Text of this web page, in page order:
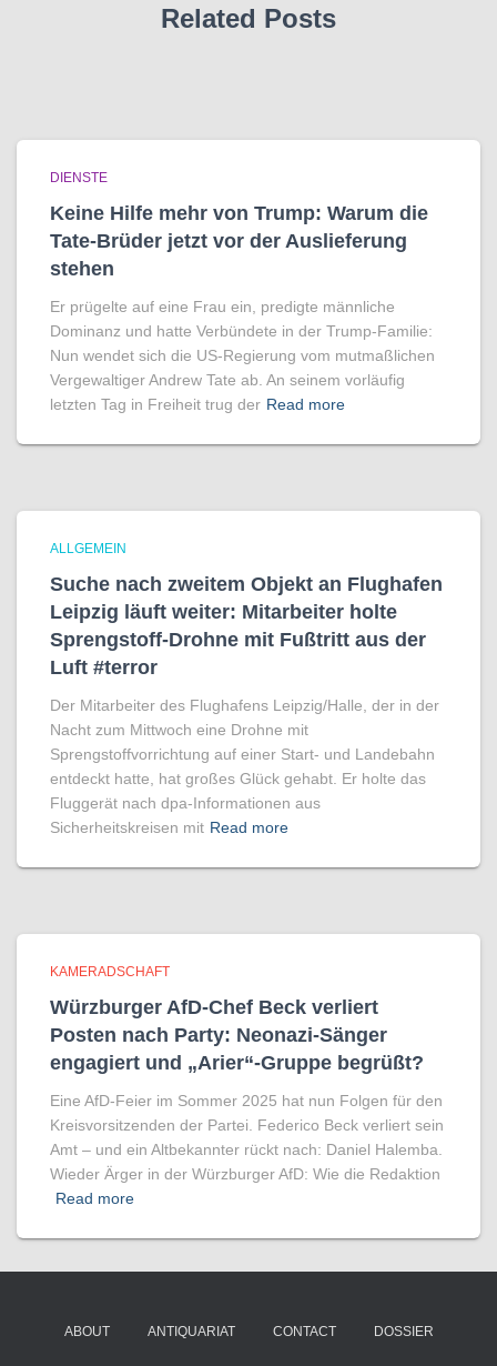
Related Posts
DIENSTE
Keine Hilfe mehr von Trump: Warum die
Tate-Brüder jetzt vor der Auslieferung
stehen
Er prügelte auf eine Frau ein, predigte männliche
Dominanz und hatte Verbündete in der Trump-Familie:
Nun wendet sich die US-Regierung vom mutmaßlichen
Vergewaltiger Andrew Tate ab. An seinem vorläufig
letzten Tag in Freiheit trug der Read more
ALLGEMEIN
Suche nach zweitem Objekt an Flughafen
Leipzig läuft weiter: Mitarbeiter holte
Sprengstoff-Drohne mit Fußtritt aus der
Luft #terror
Der Mitarbeiter des Flughafens Leipzig/Halle, der in der
Nacht zum Mittwoch eine Drohne mit
Sprengstoffvorrichtung auf einer Start- und Landebahn
entdeckt hatte, hat großes Glück gehabt. Er holte das
Fluggerät nach dpa-Informationen aus
Sicherheitskreisen mit Read more
KAMERADSCHAFT
Würzburger AfD-Chef Beck verliert
Posten nach Party: Neonazi-Sänger
engagiert und „Arier“-Gruppe begrüßt?
Eine AfD-Feier im Sommer 2025 hat nun Folgen für den
Kreisvorsitzenden der Partei. Federico Beck verliert sein
Amt – und ein Altbekannter rückt nach: Daniel Halemba.
Wieder Ärger in der Würzburger AfD: Wie die Redaktion
Read more
ABOUT ANTIQUARIAT CONTACT DOSSIER